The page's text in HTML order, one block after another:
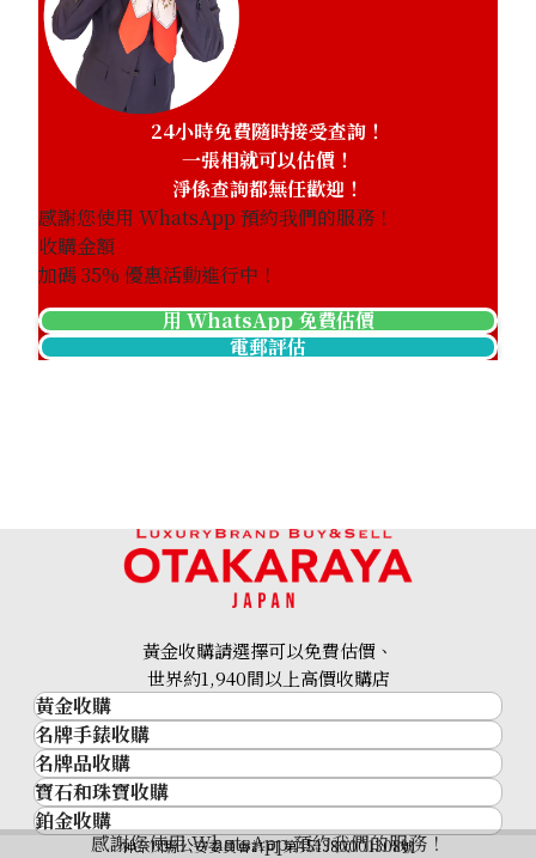
Pt･Pm900 Star Sapphire Diamond Ring 12.05ct
參考回收價
HKD 17,475.03
24小時免費隨時接受查詢！
一張相就可以估價！
淨係查詢都無任歡迎！
感謝您使用 WhatsApp 預約我們的服務！
收購金額
加碼35% 優惠活動進行中！
用 WhatsApp 免費估價
電郵評估
感謝您使用 WhatsApp 預約我們的服務！
黃金收購請選擇可以免費估價、
世界約1,940間以上高價收購店
黃金收購
黃金･金條
金條
金幣及銀幣
過去十年黃金價格
名牌手錶收購
名牌手錶收購
勞力士 (Rolex)
Patek Philippe
名牌品收購
名牌品收購
HERMES
寶石和珠寶收購
寶石和珠寶
鉑金收購
神奈川縣公安委員會許可 第451380001308號